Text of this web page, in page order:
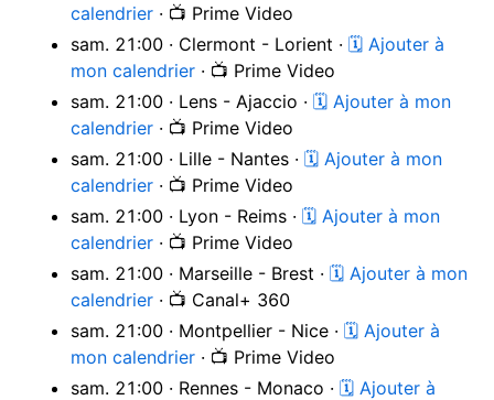
calendrier · 📺 Prime Video
sam. 21:00 · Clermont - Lorient · 🗓 Ajouter à
mon calendrier · 📺 Prime Video
sam. 21:00 · Lens - Ajaccio · 🗓 Ajouter à mon
calendrier · 📺 Prime Video
sam. 21:00 · Lille - Nantes · 🗓 Ajouter à mon
calendrier · 📺 Prime Video
sam. 21:00 · Lyon - Reims · 🗓 Ajouter à mon
calendrier · 📺 Prime Video
sam. 21:00 · Marseille - Brest · 🗓 Ajouter à mon
calendrier · 📺 Canal+ 360
sam. 21:00 · Montpellier - Nice · 🗓 Ajouter à
mon calendrier · 📺 Prime Video
sam. 21:00 · Rennes - Monaco · 🗓 Ajouter à